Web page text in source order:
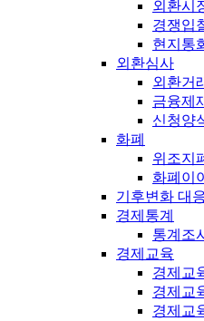
외환시
경쟁입
현지통
외환심사
외환거
금융제
신청양
화폐
위조지
화폐이
기후변화 대
경제통계
통계조
경제교육
경제교
경제교
경제교